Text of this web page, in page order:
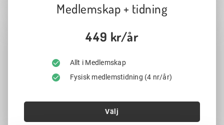
Medlemskap + tidning
449 kr/år
Allt i Medlemskap
Fysisk medlemstidning (4 nr/år)
Välj